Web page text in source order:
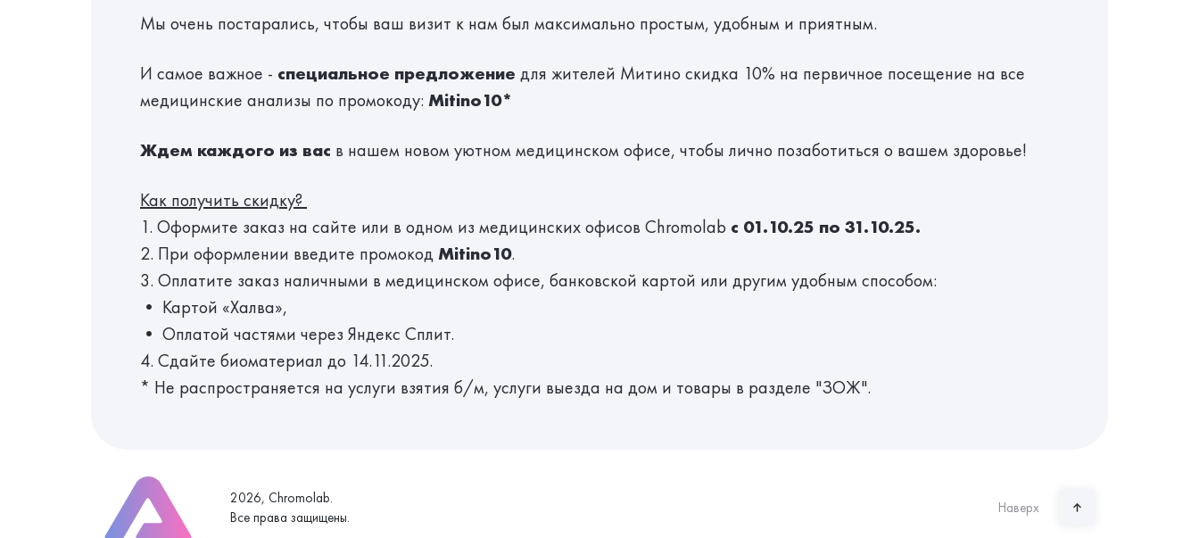
Мы очень постарались, чтобы ваш визит к нам был максимально простым, удобным и приятным.
И самое важное - специальное предложение для жителей Митино скидка 10% на первичное посещение на все
медицинские анализы по промокоду: Mitino10*
Ждем каждого из вас в нашем новом уютном медицинском офисе, чтобы лично позаботиться о вашем здоровье!
Как получить скидку?
1. Оформите заказ на сайте или в одном из медицинских офисов Chromolab с 01.10.25 по 31.10.25.
2. При оформлении введите промокодMitino10.
3. Оплатите заказ наличными в медицинском офисе, банковской картой или другим удобным способом:
• Картой «Халва»,
• Оплатой частями через Яндекс Сплит.
4. Сдайте биоматериал до 14.11.2025.
* Не распространяется на услуги взятия б/м, услуги выезда на дом и товары в разделе "ЗОЖ".
2026, Chromolab.
Все права защищены.
Наверх